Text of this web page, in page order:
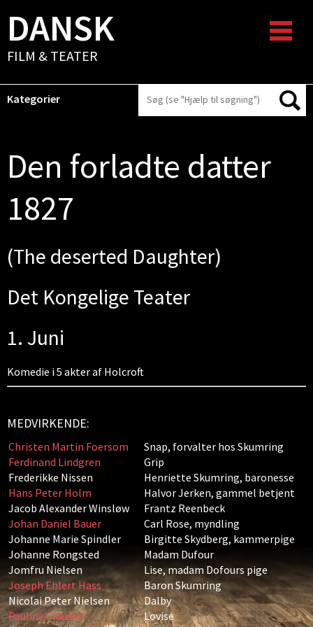
DANSK
FILM & TEATER
Kategorier
Den forladte datter
1827
(The deserted Daughter)
Det Kongelige Teater
1. Juni
Komedie i 5 akter af Holcroft
MEDVIRKENDE:
Christen Martin Foersom
Snap, forvalter hos Skumring
Ferdinand Lindgren
Grip
Frederikke Nissen
Henriette Skumring, baronesse
Hans Peter Holm
Halvor Jerken, gammel betjent
Jacob Alexander Winsløw
Frantz Reenbeck
Johan Daniel Bauer
Carl Rose, myndling
Johanne Marie Spindler
Birgitte Skydberg, kammerpige
Johanne Rongsted
Madam Dufour
Jomfru Nielsen
Lise, madam Dofours pige
Joseph Ehlert Hass
Baron Skumring
Nicolai Peter Nielsen
Dalby
Pauline Clausen
Lovise